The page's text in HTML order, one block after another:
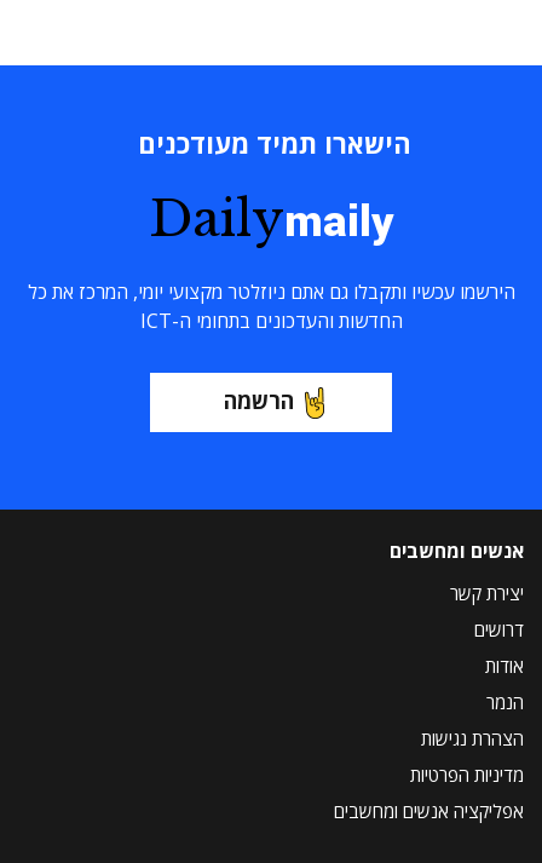
הישארו תמיד מעודכנים
Dailymaily
הירשמו עכשיו ותקבלו גם אתם ניוזלטר מקצועי יומי, המרכז את כל
החדשות והעדכונים בתחומי ה-ICT
הרשמה
אנשים ומחשבים
יצירת קשר
דרושים
אודות
הנמר
הצהרת נגישות
מדיניות הפרטיות
אפליקציה אנשים ומחשבים